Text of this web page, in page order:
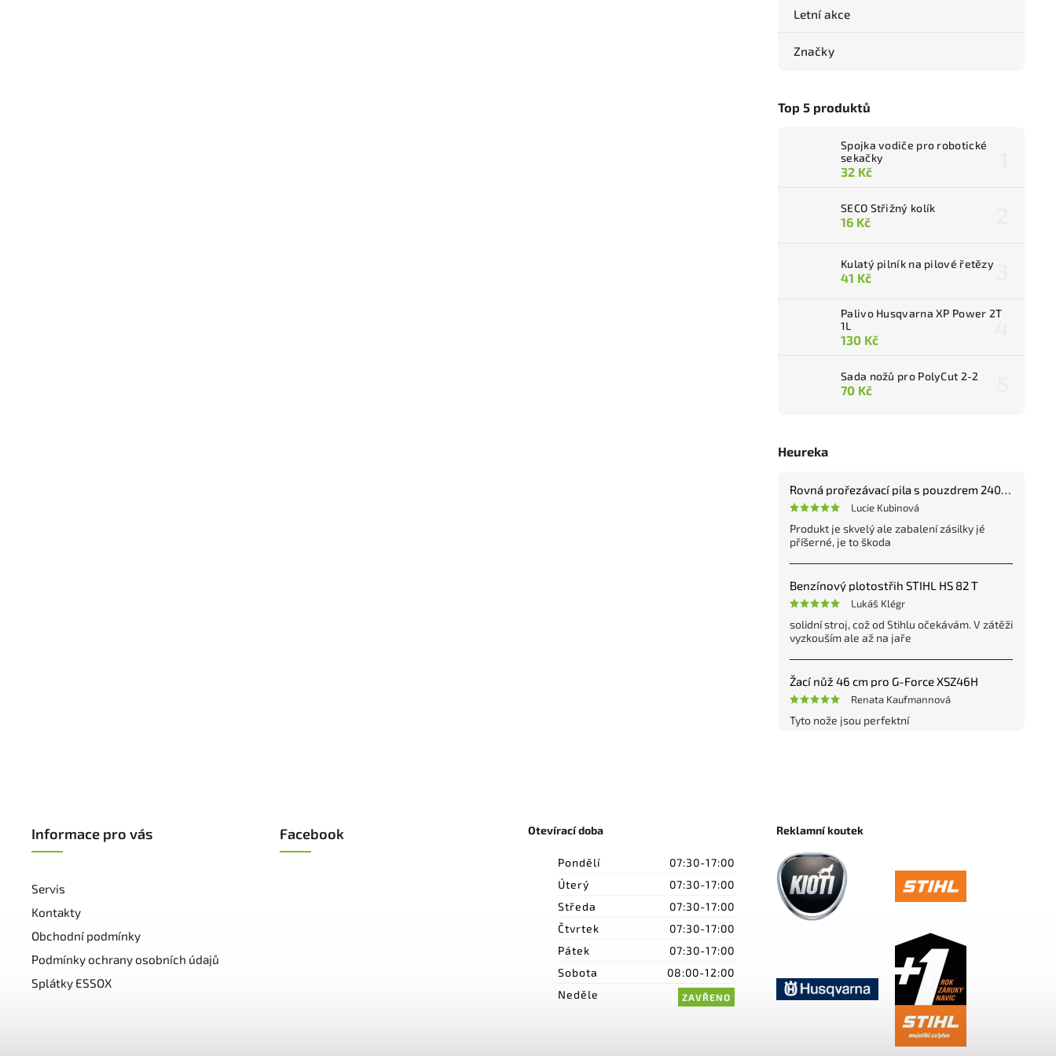
Letní akce
Značky
Top 5 produktů
Spojka vodiče pro robotické
sekačky
32 Kč
SECO Střižný kolík
16 Kč
Kulatý pilník na pilové řetězy
41 Kč
Palivo Husqvarna XP Power 2T
1L
130 Kč
Sada nožů pro PolyCut 2-2
70 Kč
Heureka
Rovná prořezávací pila s pouzdrem 240 mm
Lucie Kubinová
Produkt je skvelý ale zabalení zásilky jé
příšerné, je to škoda
Benzínový plotostřih STIHL HS 82 T
Lukáš Klégr
solidní stroj, což od Stihlu očekávám. V zátěži
vyzkouším ale až na jaře
Žací nůž 46 cm pro G-Force XSZ46H
Renata Kaufmannová
Tyto nože jsou perfektní
Informace pro vás
Servis
Kontakty
Obchodní podmínky
Podmínky ochrany osobních údajů
Splátky ESSOX
Facebook Otevírací doba
Pondělí
07:30-17:00
Úterý
07:30-17:00
Středa
07:30-17:00
Čtvrtek
07:30-17:00
Pátek
07:30-17:00
Sobota
08:00-12:00
Neděle
ZAVŘENO
Reklamní koutek